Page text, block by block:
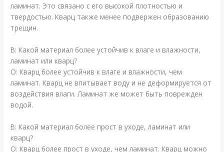
ламинат. Это связано с его высокой плотностью и
твердостью. Кварц также менее подвержен образованию
трещин.
В: Какой материал более устойчив к влаге и влажности,
ламинат или кварц?
О: Кварц более устойчив к влаге и влажности, чем
ламинат. Кварц не впитывает воду и не деформируется от
воздействия влаги. Ламинат же может быть поврежден
водой.
В: Какой материал более прост в уходе, ламинат или
кварц?
О: Кварц более прост в уходе, чем ламинат. Кварц можно